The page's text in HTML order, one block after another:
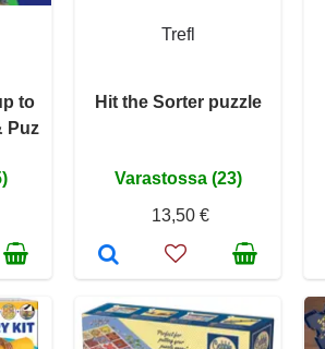
to
Puz
Trefl
Hit the Sorter puzzle
Varastossa (23)
13,50 €